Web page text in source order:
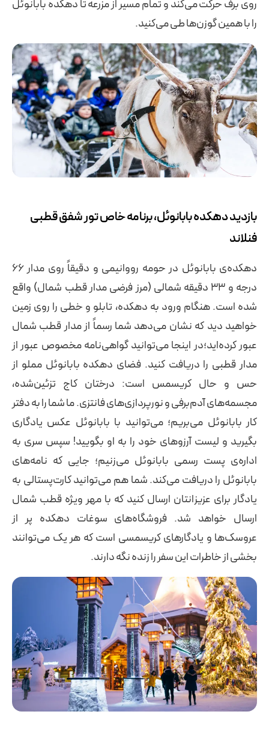
روی برف حرکت می‌کند و تمام مسیر از مزرعه تا دهکده بابانوئل
را با همین گوزن‌ها طی می‌کنید.
بازدید دهکده بابانوئل، برنامه خاص تور شفق قطبی
فنلاند
دهکده‌ی بابانوئل در حومه رووانیمی و دقیقاً روی مدار ۶۶
درجه و ۳۳ دقیقه شمالی (مرز فرضی مدار قطب شمال) واقع
شده است. هنگام ورود به دهکده، تابلو و خطی را روی زمین
خواهید دید که نشان می‌دهد شما رسماً از مدار قطب شمال
عبور کرده‌اید؛در اینجا می‌توانید گواهی‌نامه مخصوص عبور از
مدار قطبی را دریافت کنید. فضای دهکده بابانوئل مملو از
حس و حال کریسمس است: درختان کاج تزئین‌شده،
مجسمه‌های آدم‌برفی و نورپردازی‌های فانتزی. ما شما را به دفتر
کار بابانوئل می‌بریم؛ می‌توانید با بابانوئل عکس یادگاری
بگیرید و لیست آرزوهای خود را به او بگویید! سپس سری به
اداره‌ی پست رسمی بابانوئل می‌زنیم؛ جایی که نامه‌های
بابانوئل را دریافت می‌کند. شما هم می‌توانید کارت‌پستالی به
یادگار برای عزیزانتان ارسال کنید که با مهر ویژه قطب شمال
ارسال خواهد شد. فروشگاه‌های سوغات دهکده پر از
عروسک‌ها و یادگارهای کریسمسی است که هر یک می‌توانند
بخشی از خاطرات این سفر را زنده نگه دارند.